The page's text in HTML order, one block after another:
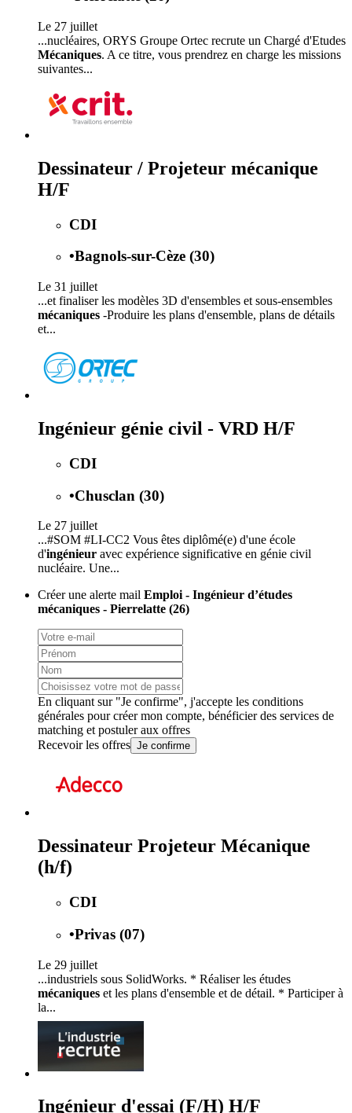
Le 27 juillet
...nucléaires, ORYS Groupe Ortec recrute un Chargé d'Etudes
Mécaniques. A ce titre, vous prendrez en charge les missions
suivantes...
Dessinateur / Projeteur mécanique
H/F
CDI
•Bagnols-sur-Cèze (30)
Le 31 juillet
...et finaliser les modèles 3D d'ensembles et sous-ensembles
mécaniques -Produire les plans d'ensemble, plans de détails
et...
Ingénieur génie civil - VRD H/F
CDI
•Chusclan (30)
Le 27 juillet
...#SOM #LI-CC2 Vous êtes diplômé(e) d'une école
d'ingénieur avec expérience significative en génie civil
nucléaire. Une...
Créer une alerte mail Emploi - Ingénieur d’études
mécaniques - Pierrelatte (26)
En cliquant sur "Je confirme", j'accepte les conditions
générales pour créer mon compte, bénéficier des services de
matching et postuler aux offres
Recevoir les offres Je confirme
Dessinateur Projeteur Mécanique
(h/f)
CDI
•Privas (07)
Le 29 juillet
...industriels sous SolidWorks. * Réaliser les études
mécaniques et les plans d'ensemble et de détail. * Participer à
la...
Ingénieur d'essai (F/H) H/F